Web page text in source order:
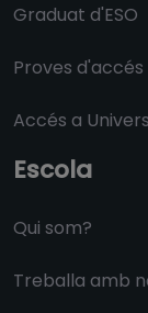
Graduat d'ESO
Proves d'accés
Accés a
Escola
Qui som?
Treballa amb